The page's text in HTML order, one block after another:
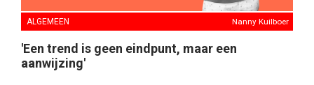
ALGEMEEN Nanny Kuilboer
'Een trend is geen eindpunt, maar een
aanwijzing'